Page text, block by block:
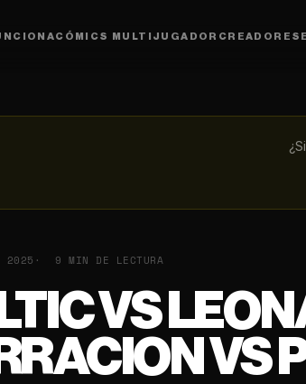
CÓMICS MULTIJUGADOR CREADORES
2025 9 MIN DE LECTURA
VS
VS